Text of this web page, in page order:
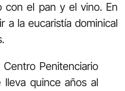
con el pan y el vino. En
a la eucaristía dominical
Centro Penitenciario
quince años al